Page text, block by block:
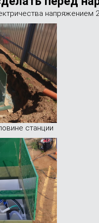
напряжением
станции